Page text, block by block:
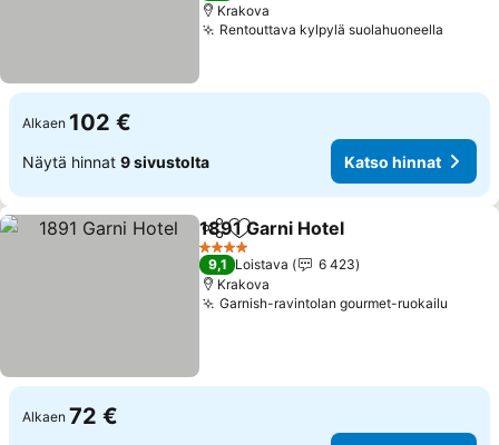
Krakova
Rentouttava kylpylä suolahuoneella
Alkaen 102 €
Näytä hinnat 9 sivustolta Katso hinnat
Jaa Lisää suosikkeihin
1891 Garni Hotel
4 Tähtiluokitus
9,1 Loistava
6 423
Krakova
Garnish-ravintolan gourmet-ruokailu
Alkaen 72 €